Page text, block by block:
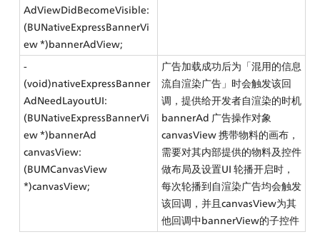
AdViewDidBecomeVisible:
(BUNativeExpressBannerVi
ew *)bannerAdView;
-
(void)nativeExpressBanner
AdNeedLayoutUI:
(BUNativeExpressBannerVi
ew *)bannerAd
canvasView:
(BUMCanvasView
*)canvasView;
广告加载成功后为「混用的信息
流自渲染广告」时会触发该回
调，提供给开发者自渲染的时机
bannerAd 广告操作对象
canvasView 携带物料的画布，
需要对其内部提供的物料及控件
做布局及设置UI 轮播开启时，
每次轮播到自渲染广告均会触发
该回调，并且canvasView为其
他回调中bannerView的子控件